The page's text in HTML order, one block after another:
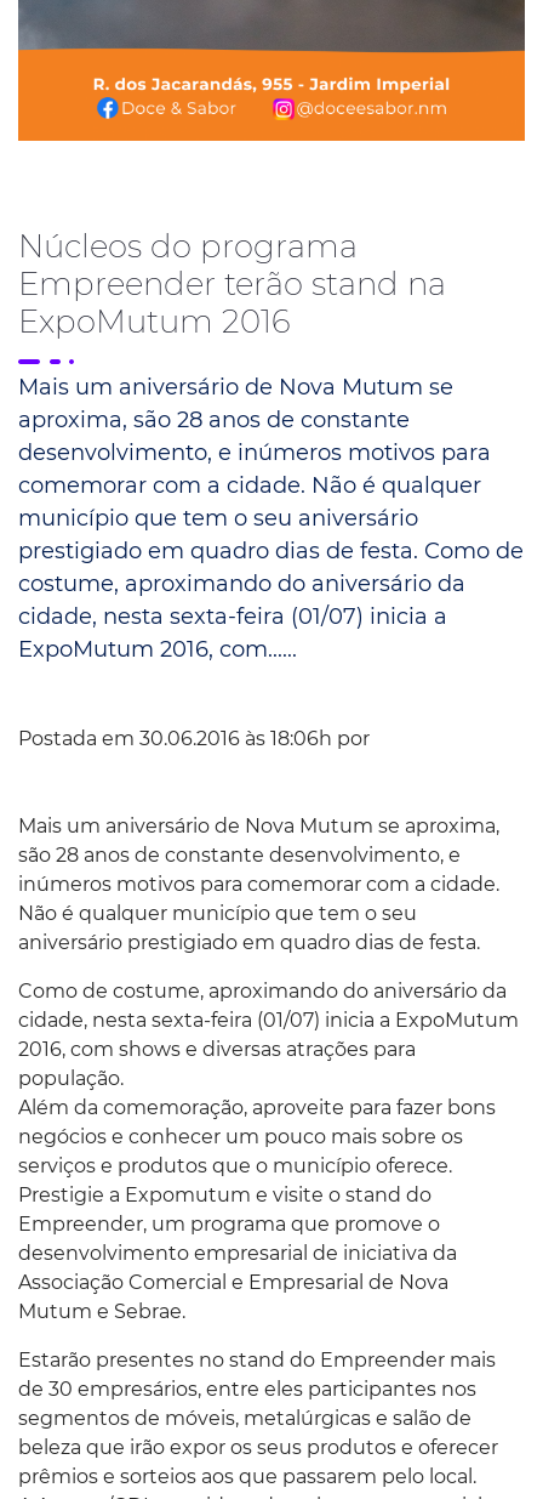
Núcleos do programa
Empreender terão stand na
ExpoMutum 2016
Mais um aniversário de Nova Mutum se
aproxima, são 28 anos de constante
desenvolvimento, e inúmeros motivos para
comemorar com a cidade. Não é qualquer
município que tem o seu aniversário
prestigiado em quadro dias de festa. Como de
costume, aproximando do aniversário da
cidade, nesta sexta-feira (01/07) inicia a
ExpoMutum 2016, com......
Postada em 30.06.2016 às 18:06h por
Mais um aniversário de Nova Mutum se aproxima,
são 28 anos de constante desenvolvimento, e
inúmeros motivos para comemorar com a cidade.
Não é qualquer município que tem o seu
aniversário prestigiado em quadro dias de festa.
Como de costume, aproximando do aniversário da
cidade, nesta sexta-feira (01/07) inicia a ExpoMutum
2016, com shows e diversas atrações para
população.
Além da comemoração, aproveite para fazer bons
negócios e conhecer um pouco mais sobre os
serviços e produtos que o município oferece.
Prestigie a Expomutum e visite o stand do
Empreender, um programa que promove o
desenvolvimento empresarial de iniciativa da
Associação Comercial e Empresarial de Nova
Mutum e Sebrae.
Estarão presentes no stand do Empreender mais
de 30 empresários, entre eles participantes nos
segmentos de móveis, metalúrgicas e salão de
beleza que irão expor os seus produtos e oferecer
prêmios e sorteios aos que passarem pelo local.